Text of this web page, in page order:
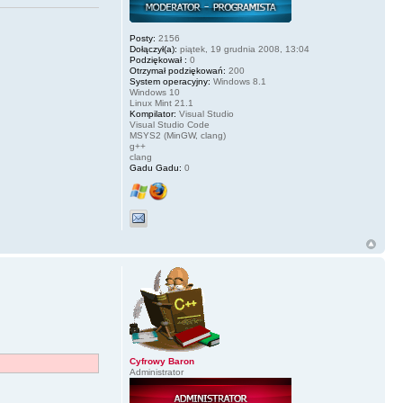
Posty: 2156
Dołączył(a): piątek, 19 grudnia 2008, 13:04
Podziękował : 0
Otrzymał podziękowań: 200
System operacyjny: Windows 8.1
Windows 10
Linux Mint 21.1
Kompilator: Visual Studio
Visual Studio Code
MSYS2 (MinGW, clang)
g++
clang
Gadu Gadu: 0
Cyfrowy Baron
Administrator